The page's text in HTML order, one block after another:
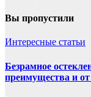
Вы пропустили
Интересные статьи
Безрамное
преимущества и